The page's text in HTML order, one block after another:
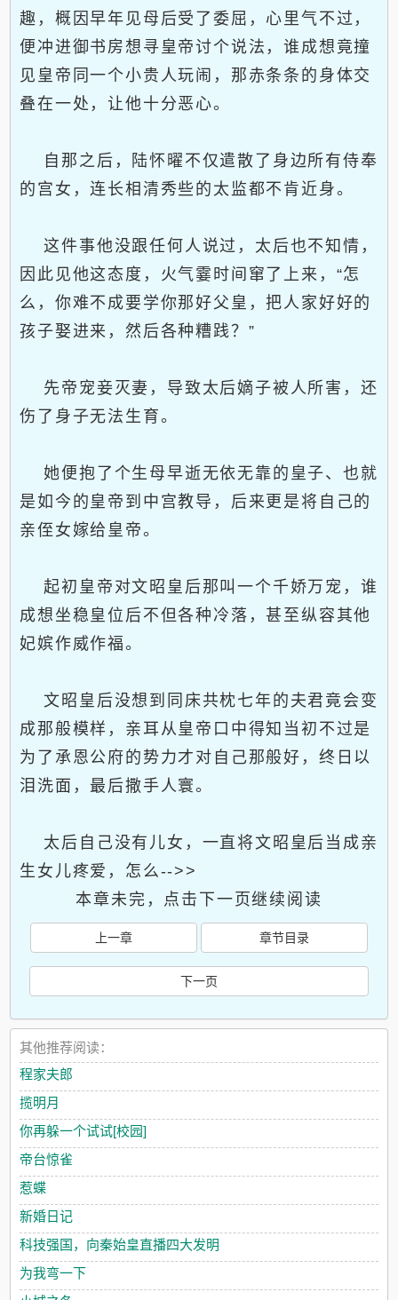
趣，概因早年见母后受了委屈，心里气不过，
便冲进御书房想寻皇帝讨个说法，谁成想竟撞
见皇帝同一个小贵人玩闹，那赤条条的身体交
叠在一处，让他十分恶心。
自那之后，陆怀曜不仅遣散了身边所有侍奉
的宫女，连长相清秀些的太监都不肯近身。
这件事他没跟任何人说过，太后也不知情，
因此见他这态度，火气霎时间窜了上来，“怎
么，你难不成要学你那好父皇，把人家好好的
孩子娶进来，然后各种糟践？”
先帝宠妾灭妻，导致太后嫡子被人所害，还
伤了身子无法生育。
她便抱了个生母早逝无依无靠的皇子、也就
是如今的皇帝到中宫教导，后来更是将自己的
亲侄女嫁给皇帝。
起初皇帝对文昭皇后那叫一个千娇万宠，谁
成想坐稳皇位后不但各种冷落，甚至纵容其他
妃嫔作威作福。
文昭皇后没想到同床共枕七年的夫君竟会变
成那般模样，亲耳从皇帝口中得知当初不过是
为了承恩公府的势力才对自己那般好，终日以
泪洗面，最后撒手人寰。
太后自己没有儿女，一直将文昭皇后当成亲
生女儿疼爱，怎么-->>
本章未完，点击下一页继续阅读
上一章 章节目录
下一页
其他推荐阅读：
程家夫郎
揽明月
你再躲一个试试[校园]
帝台惊雀
惹蝶
新婚日记
科技强国，向秦始皇直播四大发明
为我弯一下